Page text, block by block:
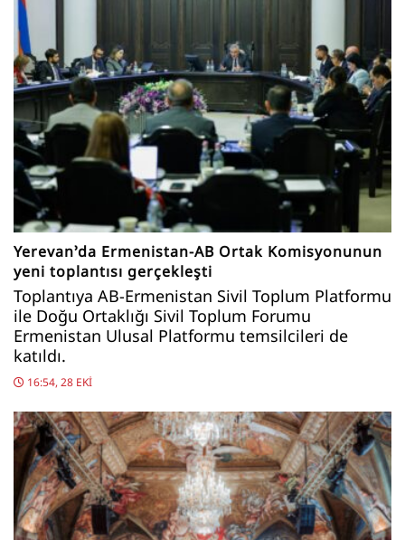
Yerevan’da Ermenistan-AB Ortak Komisyonunun
yeni toplantısı gerçekleşti
Toplantıya AB-Ermenistan Sivil Toplum Platformu
ile Doğu Ortaklığı Sivil Toplum Forumu
Ermenistan Ulusal Platformu temsilcileri de
katıldı.
16:54, 28 EKI